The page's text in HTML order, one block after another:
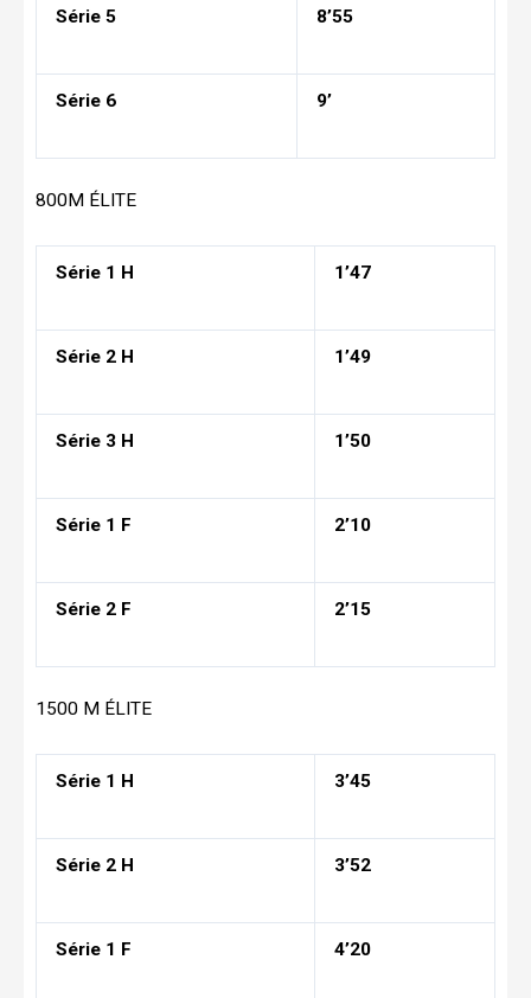
Série 5 8’55
Série 6 9’
800M ÉLITE
Série 1 H 1’47
Série 2 H 1’49
Série 3 H 1’50
Série 1 F 2’10
Série 2 F 2’15
1500 M ÉLITE
Série 1 H 3’45
Série 2 H 3’52
Série 1 F 4’20